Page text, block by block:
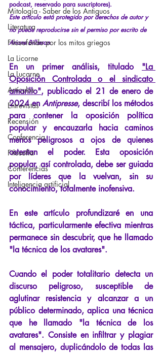
Mitología - Saber de los Antiguos
Literatura
Filosofando por los mitos griegos
La Licorne
La Lucarne
Artículos
Entrevistas
Recensión
Conferencia
Filosofía
Conferencias
Inteligencia artificial
podcast, reservado para suscriptores).
Este artículo está protegido por derechos de autor y
no puede reproducirse sin el permiso por escrito de
Ariane Bilheran.
En un primer análisis, titulado
"La
Oposición Controlada o el sindicato
amarillo", publicado el 21 de enero de
2024 en Antipresse, describí los métodos
para contener la oposición política
popular y encauzarla hacia caminos
menos peligrosos a ojos de quienes
ostentan el poder. Esta oposición
popular, así controlada, debe ser guiada
por líderes que la vuelvan, sin su
conocimiento, totalmente inofensiva.
En este artículo profundizaré en una
táctica, particularmente efectiva mientras
permanece sin descubrir, que he llamado
"la técnica de los avatares".
Cuando el poder totalitario detecta un
discurso peligroso, susceptible de
aglutinar resistencia y alcanzar a un
público determinado, aplica una técnica
que he llamado "la técnica de los
avatares". Consiste en infiltrar y plagiar
al mensajero, duplicándolo de todas las